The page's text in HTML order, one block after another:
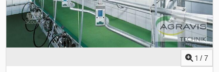
1 / 7